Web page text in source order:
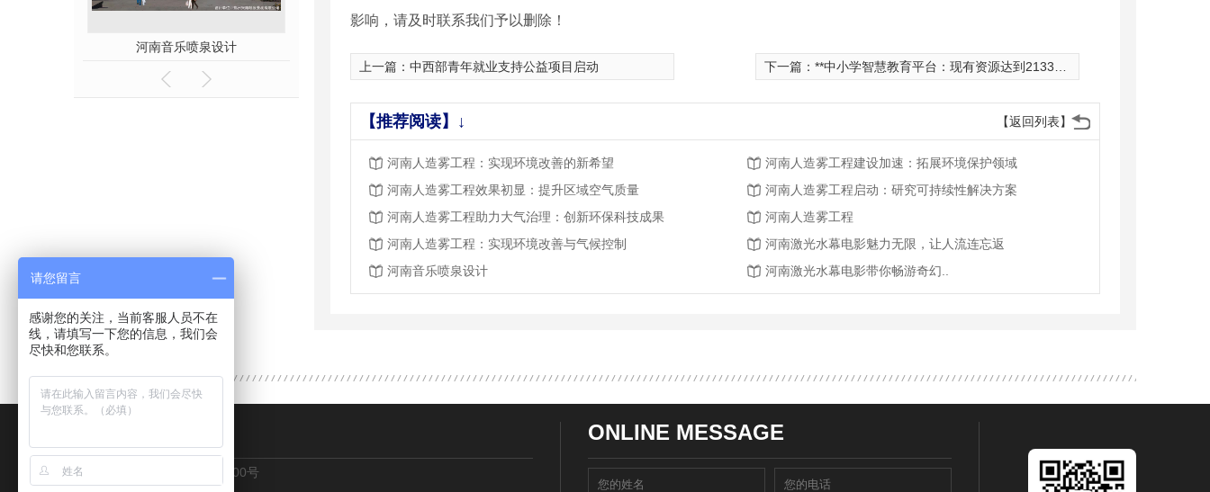
河南音乐喷泉设计
影响，请及时联系我们予以删除！
上一篇： 中西部青年就业支持公益项目启动 下一篇： **中小学智慧教育平台：现有资源达到21334条
【返回列表】
【推荐阅读】↓
河南人造雾工程：实现环境改善的新希望
河南人造雾工程建设加速：拓展环境保护领域
河南人造雾工程效果初显：提升区域空气质量
河南人造雾工程启动：研究可持续性解决方案
河南人造雾工程助力大气治理：创新环保科技成果
河南人造雾工程
河南人造雾工程：实现环境改善与气候控制
河南激光水幕电影魅力无限，让人流连忘返
河南音乐喷泉设计
河南激光水幕电影带你畅游奇幻..
地址：郑州市金水区花园路100号
ONLINE MESSAGE
请您留言
感谢您的关注，当前客服人员不在
线，请填写一下您的信息，我们会
尽快和您联系。